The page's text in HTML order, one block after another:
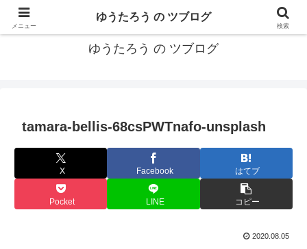
カリフォルニアMBA卒40代がMBA・キャリアとEコマースについて発信
ゆうたろう の ツブログ
tamara-bellis-68csPWTnafo-unsplash
X Facebook はてブ
Pocket LINE コピー
2020.08.05
メニュー
ゆうたろう の ツブログ
検索